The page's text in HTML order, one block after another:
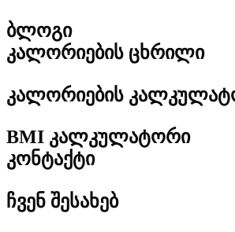
ბლოგი
კალორიების ცხრილი
კალორიების
BMI კალკულატორი
კონტაქტი
ჩვენ შესახებ